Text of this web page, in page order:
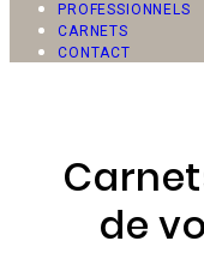
PROFESSIONNELS
CARNETS
CONTACT
de